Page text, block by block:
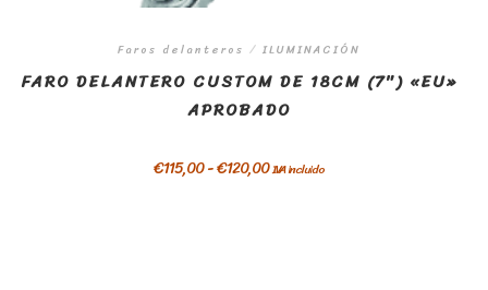
Faros delanteros / ILUMINACIÓN
FARO DELANTERO CUSTOM DE 18CM (7″) «EU»
APROBADO
€115,00-€120,00IVA incluido